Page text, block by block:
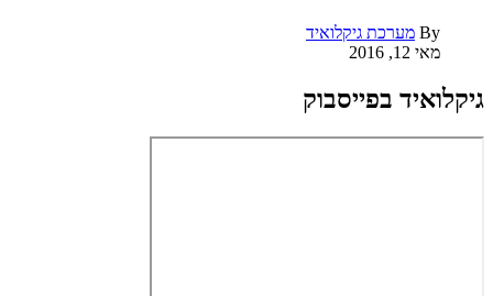
By מערכת גיקלואיד
מאי 12, 2016
גיקלואיד בפייסבוק